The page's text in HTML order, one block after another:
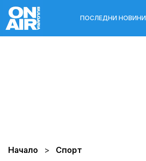
ПОСЛЕДНИ НОВИНИ
Начало Спорт